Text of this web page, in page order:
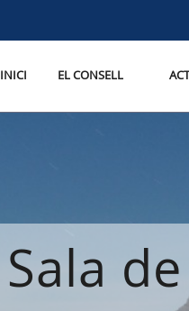
INICI EL CONSELL
Sala